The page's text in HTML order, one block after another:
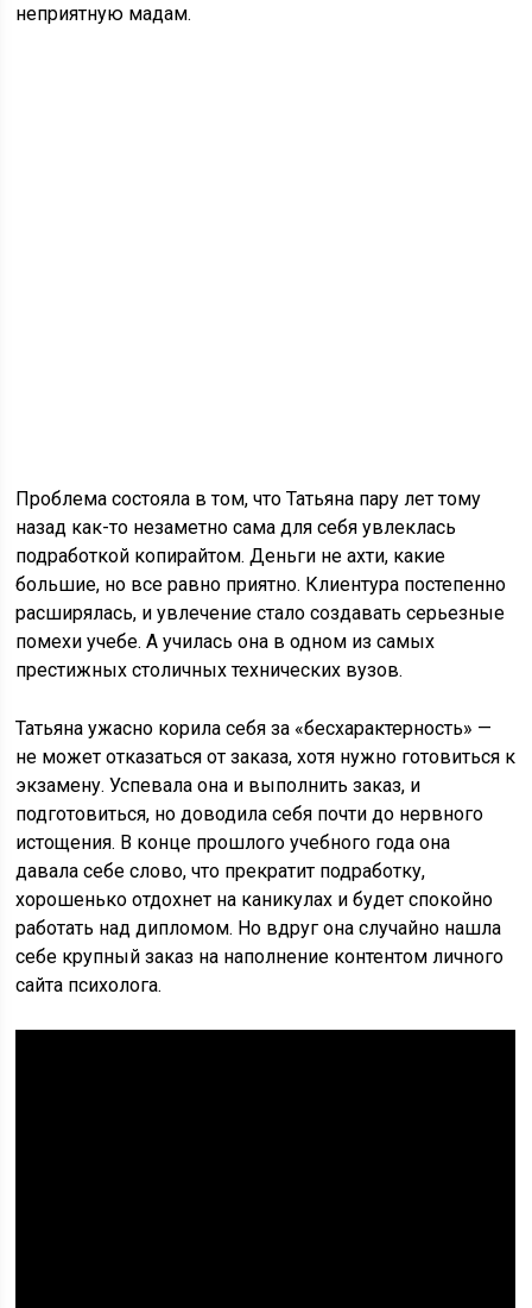
неприятную мадам.
Проблема состояла в том, что Татьяна пару лет тому
назад как-то незаметно сама для себя увлеклась
подработкой копирайтом. Деньги не ахти, какие
большие, но все равно приятно. Клиентура постепенно
расширялась, и увлечение стало создавать серьезные
помехи учебе. А училась она в одном из самых
престижных столичных технических вузов.
Татьяна ужасно корила себя за «бесхарактерность» —
не может отказаться от заказа, хотя нужно готовиться к
экзамену. Успевала она и выполнить заказ, и
подготовиться, но доводила себя почти до нервного
истощения. В конце прошлого учебного года она
давала себе слово, что прекратит подработку,
хорошенько отдохнет на каникулах и будет спокойно
работать над дипломом. Но вдруг она случайно нашла
себе крупный заказ на наполнение контентом личного
сайта психолога.